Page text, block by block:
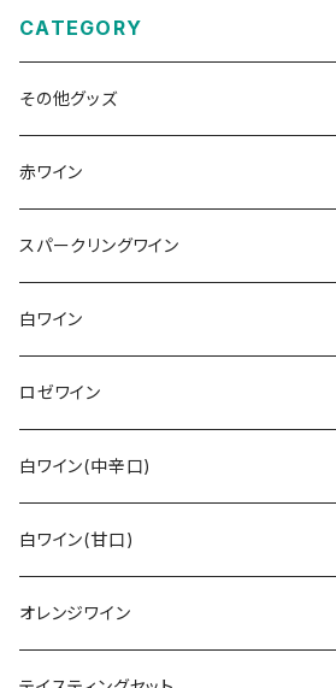
CATEGORY
その他グッズ
赤ワイン
その他赤ワイン
カベルネ・ソーヴィニョン
トロリンガー
シュペートブルグンダー(ピノ・ノワール)
バーデン
ラインガウ
レンベルガー
ヴュルテンベルク
トロリンガー
ヴュルテンベルク
ドルンフェルダー
ザーレ・ウンストルート
スパークリングワイン
ロゼゼクト
白ゼクト
バーデン
モーゼル
白ワイン
リースリング
モーゼル
ラインガウ
ジルヴァーナー
フランケン
ザーレ・ウンストルート
その他白ワイン
プファルツ
ラインヘッセン
ヴァイスブルグンダー
モーゼル
ロゼワイン
その他
プファルツ
モーゼル
シュペートブルグンダー(ピノ・ノワール)
モーゼル
ラインヘッセン
白ワイン(中辛口)
リースリング
モーゼル
ラインヘッセン
ショイレーベ
フランケン
白ワイン(甘口)
リースリング
モーゼル
オレンジワイン